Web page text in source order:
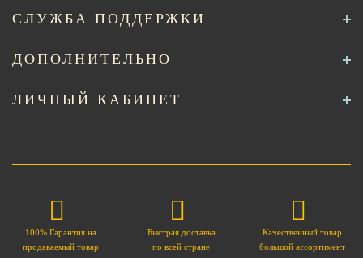
СЛУЖБА ПОДДЕРЖКИ
ДОПОЛНИТЕЛЬНО
ЛИЧНЫЙ КАБИНЕТ
100% Гарантия на
продаваемый товар
Быстрая доставка
по всей стране
Качественный товар
большой ассортимент